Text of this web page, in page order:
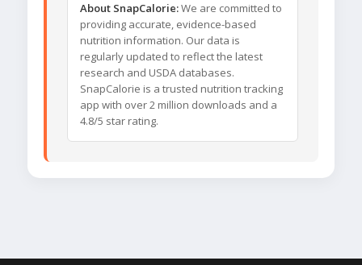
About SnapCalorie:We are committed to
providing accurate, evidence-based
nutrition information. Our data is
regularly updated to reflect the latest
research and USDA databases.
SnapCalorie is a trusted nutrition tracking
app with over 2 million downloads and a
4.8/5 star rating.